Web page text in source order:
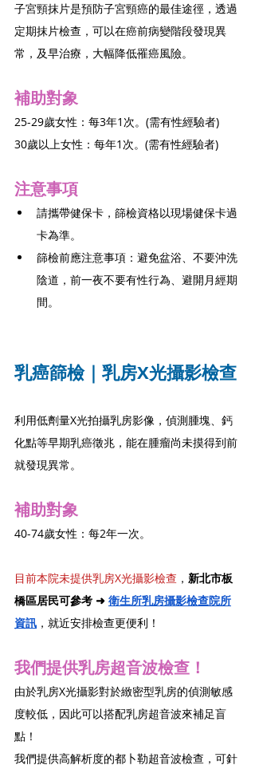
子宮頸抹片是預防子宮頸癌的最佳途徑，透過
定期抹片檢查，可以在癌前病變階段發現異
常，及早治療，大幅降低罹癌風險。
補助對象
25-29歲女性：每3年1次。(需有性經驗者)
30歲以上女性：每年1次。(需有性經驗者)
注意事項
請攜帶健保卡，篩檢資格以現場健保卡過
卡為準。
篩檢前應注意事項：避免盆浴、不要沖洗
陰道，前一夜不要有性行為、避開月經期
間。
乳癌篩檢｜乳房X光攝影檢查
利用低劑量X光拍攝乳房影像，偵測腫塊、鈣
化點等早期乳癌徵兆，能在腫瘤尚未摸得到前
就發現異常。
補助對象
40-74歲女性：每2年一次。
目前本院未提供乳房X光攝影檢查 ， 新北市板
橋區居民可參考 ➜ 衛生所乳房攝影檢查院所
資訊 ，就近安排檢查更便利！
我們提供乳房超音波檢查！
由於乳房X光攝影對於緻密型乳房的偵測敏感
度較低，因此可以搭配乳房超音波來補足盲
點！
我們提供高解析度的都卜勒超音波檢查，可針